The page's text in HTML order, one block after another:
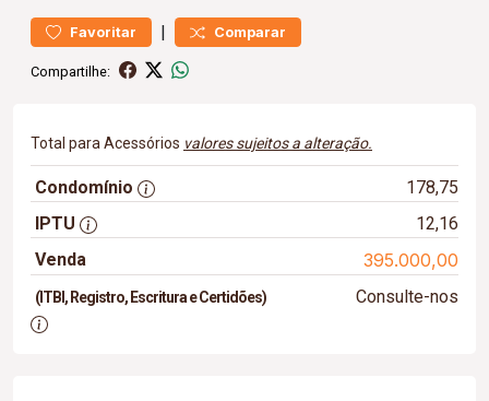
Favoritar | Comparar
Compartilhe:
Total para Acessórios valores sujeitos a alteração.
Condomínio
178,75
IPTU
12,16
Venda
395.000,00
(ITBI, Registro, Escritura e Certidões) Consulte-nos